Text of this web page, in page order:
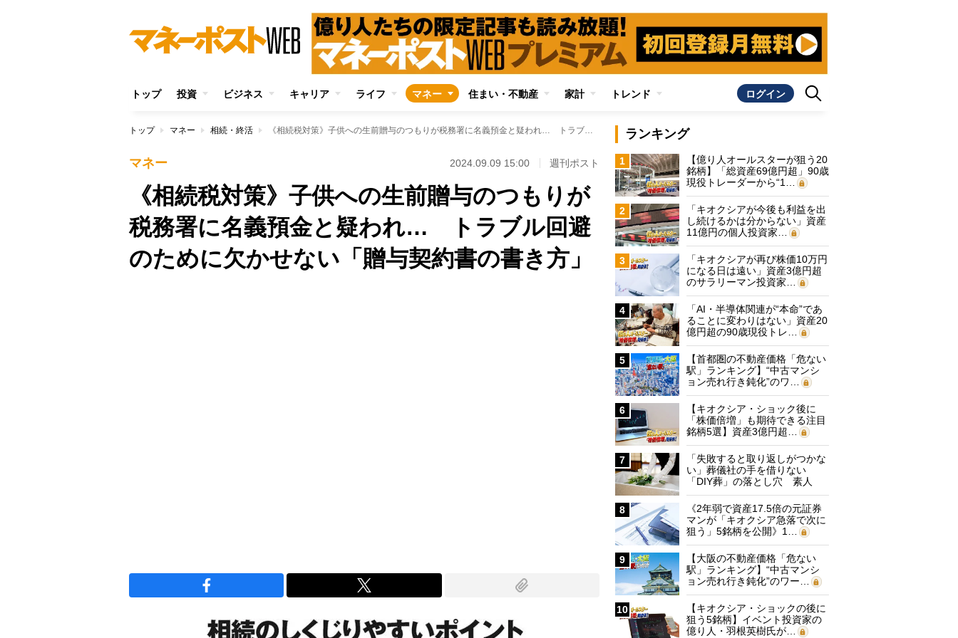
トップ 投資 ビジネス キャリア ライフ マネー 住まい・不動産 家計 トレンド ログイン
トップ マネー 相続・終活 《相続税対策》子供への生前贈与のつもりが税務署に名義預金と疑われ… トラブル回避のために欠かせない「贈与契約書の書き方」
マネー 2024.09.09 15:00 週刊ポスト
《相続税対策》子供への生前贈与のつもりが
税務署に名義預金と疑われ… トラブル回避
のために欠かせない「贈与契約書の書き方」
ランキング
1
【億り人オールスターが狙う20
銘柄】「総資産69億円超」90歳
現役トレーダーから“1…
2
「キオクシアが今後も利益を出
し続けるかは分からない」資産
11億円の個人投資家…
3
「キオクシアが再び株価10万円
になる日は遠い」資産3億円超
のサラリーマン投資家…
4
「AI・半導体関連が“本命”であ
ることに変わりはない」資産20
億円超の90歳現役トレ…
5
【首都圏の不動産価格「危ない
駅」ランキング】“中古マンシ
ョン売れ行き鈍化”のワ…
6
【キオクシア・ショック後に
「株価倍増」も期待できる注目
銘柄5選】資産3億円超…
7
「失敗すると取り返しがつかな
い」葬儀社の手を借りない
「DIY葬」の落とし穴 素人
に…
8
《2年弱で資産17.5倍の元証券
マンが「キオクシア急落で次に
狙う」5銘柄を公開》1…
9
【大阪の不動産価格「危ない
駅」ランキング】“中古マンシ
ョン売れ行き鈍化”のワー…
10
【キオクシア・ショックの後に
狙う5銘柄】イベント投資家の
億り人・羽根英樹氏が…